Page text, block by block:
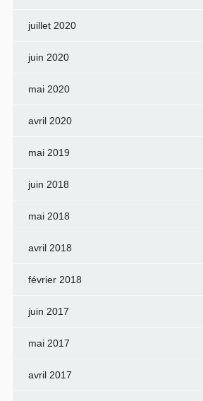
juillet 2020
juin 2020
mai 2020
avril 2020
mai 2019
juin 2018
mai 2018
avril 2018
février 2018
juin 2017
mai 2017
avril 2017